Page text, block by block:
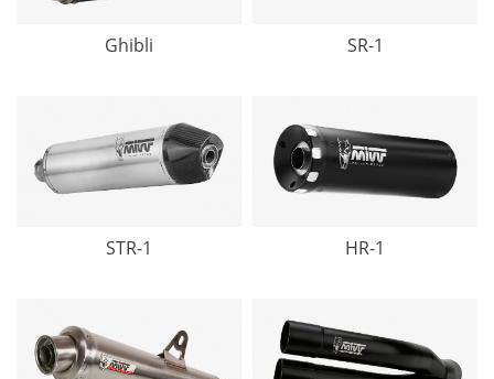
Ghibli SR-1
STR-1 HR-1